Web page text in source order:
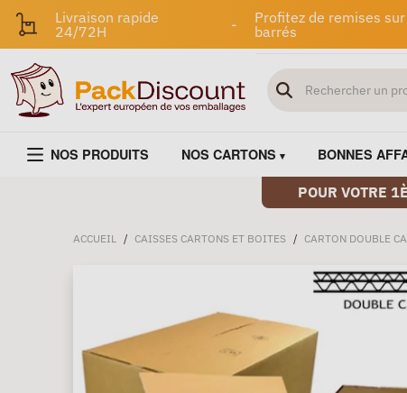
Livraison rapide
24/72H
-
Profitez de remises
barrés
NOS PRODUITS NOS CARTONS BONNES
POUR VOTRE
ACCUEIL / CAISSES CARTONS ET BOITES / CARTON DOUBLE